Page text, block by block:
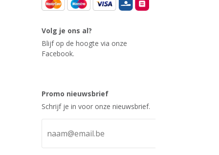
Volg je ons al?
Blijf op de hoogte via onze
Facebook.
Promo nieuwsbrief
Schrijf je in voor onze nieuwsbrief.